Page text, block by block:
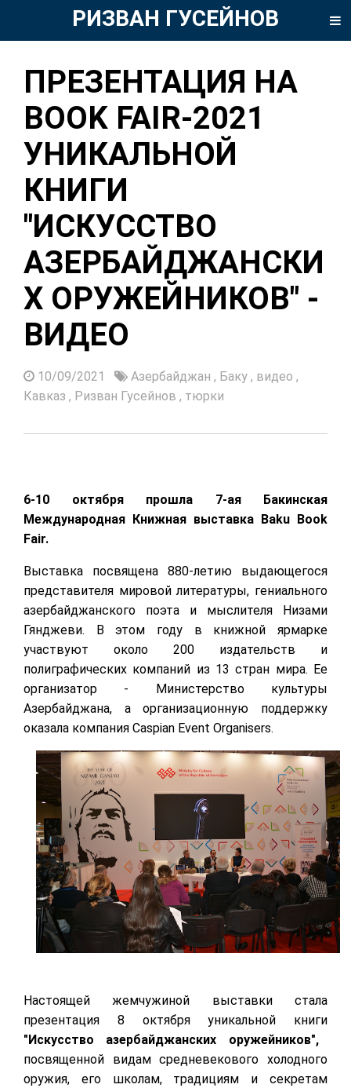
РИЗВАН ГУСЕЙНОВ
ПРЕЗЕНТАЦИЯ НА
BOOK FAIR-2021
УНИКАЛЬНОЙ
КНИГИ
"ИСКУССТВО
АЗЕРБАЙДЖАНСКИ
Х ОРУЖЕЙНИКОВ" -
ВИДЕО
10/09/2021 Азербайджан , Баку , видео ,
Кавказ , Ризван Гусейнов , тюрки
6-10 октября прошла 7-ая Бакинская
Международная Книжная выставка Baku Book
Fair.
Выставка посвящена 880-летию выдающегося
представителя мировой литературы, гениального
азербайджанского поэта и мыслителя Низами
Гянджеви. В этом году в книжной ярмарке
участвуют около 200 издательств и
полиграфических компаний из 13 стран мира. Ее
организатор - Министерство культуры
Азербайджана, а организационную поддержку
оказала компания Caspian Event Organisers.
Настоящей жемчужиной выставки стала
презентация 8 октября уникальной книги
"Искусство азербайджанских оружейников",
посвященной видам средневекового холодного
оружия, его школам, традициям и секретам